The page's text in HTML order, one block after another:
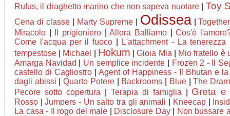
Rufus, il draghetto marino che non sapeva nuotare| Toy
Cena di classe| Marty Supreme| Odissea|Together
Miracolo
Il prigioniero |Allora Balliamo |Cos'è
Come l'acqua per il fuoco
L'attachment - La tenerezza
tempestose
Michael Hokum |Gioia Mia
Mio fratello è
Amarga Navidad
Un semplice incidente
Frozen 2 - Il
castello di Cagliostro
Agent of Happiness - Il Bhutan e
dagli abissi |Quarto Potere| Backrooms Blue|The
Pecore sotto copertura
Terapia di famiglia Greta
Rosso |Jumpers - Un salto tra gli animali Kneecap|
La casa - Il rogo del male
Disclosure Day| Non bussare